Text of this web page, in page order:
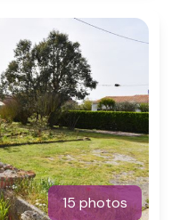
15 photos